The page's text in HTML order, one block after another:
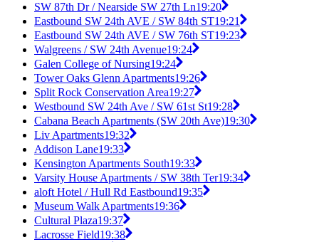
SW 87th Dr / Nearside SW 27th Ln19:20
Eastbound SW 24th AVE / SW 84th ST19:21
Eastbound SW 24th AVE / SW 76th ST19:23
Walgreens / SW 24th Avenue19:24
Galen College of Nursing19:24
Tower Oaks Glenn Apartments19:26
Split Rock Conservation Area19:27
Westbound SW 24th Ave / SW 61st St19:28
Cabana Beach Apartments (SW 20th Ave)19:30
Liv Apartments19:32
Addison Lane19:33
Kensington Apartments South19:33
Varsity House Apartments / SW 38th Ter19:34
aloft Hotel / Hull Rd Eastbound19:35
Museum Walk Apartments19:36
Cultural Plaza19:37
Lacrosse Field19:38